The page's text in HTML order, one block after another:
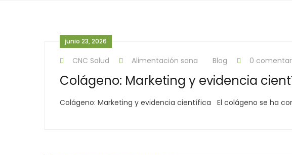
junio 23, 2026
CNC Salud Alimentación sana Blog 0
Colágeno: Marketing y evidencia
Colágeno: Marketing y evidencia científica El colágeno se ha